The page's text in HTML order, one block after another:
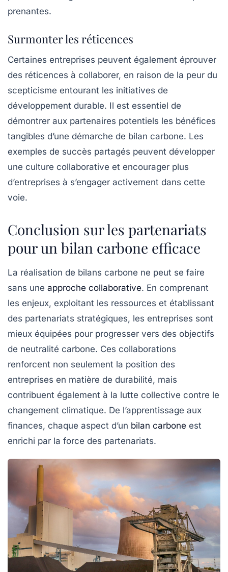
prenantes.
Surmonter les réticences
Certaines entreprises peuvent également éprouver
des réticences à collaborer, en raison de la peur du
scepticisme entourant les initiatives de
développement durable. Il est essentiel de
démontrer aux partenaires potentiels les bénéfices
tangibles d’une démarche de bilan carbone. Les
exemples de succès partagés peuvent développer
une culture collaborative et encourager plus
d’entreprises à s’engager activement dans cette
voie.
Conclusion sur les partenariats
pour un bilan carbone efficace
La réalisation de bilans carbone ne peut se faire
sans une approche collaborative. En comprenant
les enjeux, exploitant les ressources et établissant
des partenariats stratégiques, les entreprises sont
mieux équipées pour progresser vers des objectifs
de neutralité carbone. Ces collaborations
renforcent non seulement la position des
entreprises en matière de durabilité, mais
contribuent également à la lutte collective contre le
changement climatique. De l’apprentissage aux
finances, chaque aspect d’un bilan carbone est
enrichi par la force des partenariats.